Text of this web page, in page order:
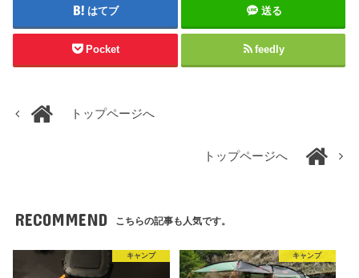
はてブ 送る
Pocket feedly
トップページへ
トップページへ
RECOMMEND こちらの記事も人気です。
キャンプ キャンプ